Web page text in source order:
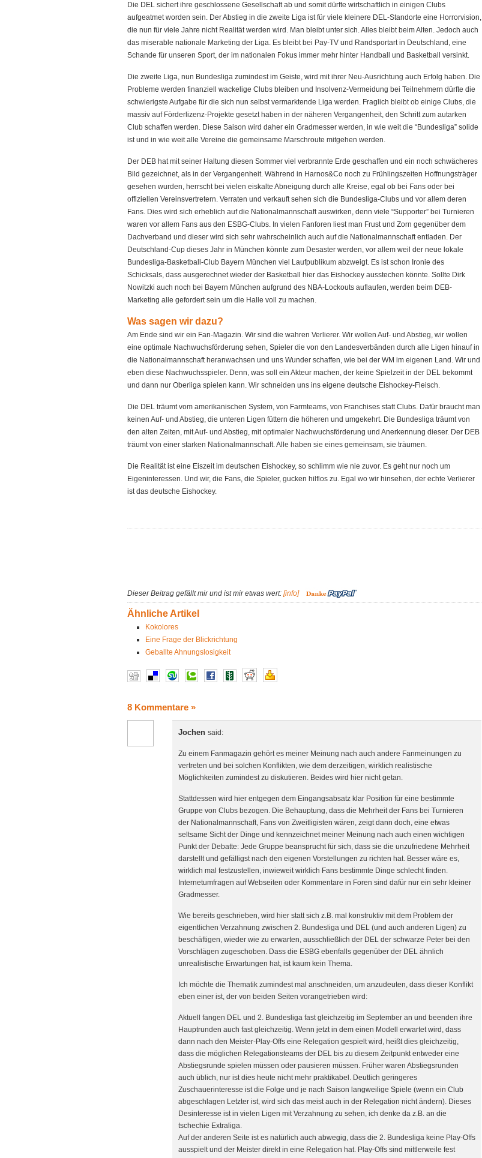
Die DEL sichert ihre geschlossene Gesellschaft ab und somit dürfte wirtschaftlich in einigen Clubs
aufgeatmet worden sein. Der Abstieg in die zweite Liga ist für viele kleinere DEL-Standorte eine Horrorvision,
die nun für viele Jahre nicht Realität werden wird. Man bleibt unter sich. Alles bleibt beim Alten. Jedoch auch
das miserable nationale Marketing der Liga. Es bleibt bei Pay-TV und Randsportart in Deutschland, eine
Schande für unseren Sport, der im nationalen Fokus immer mehr hinter Handball und Basketball versinkt.
Die zweite Liga, nun Bundesliga zumindest im Geiste, wird mit ihrer Neu-Ausrichtung auch Erfolg haben. Die
Probleme werden finanziell wackelige Clubs bleiben und Insolvenz-Vermeidung bei Teilnehmern dürfte die
schwierigste Aufgabe für die sich nun selbst vermarktende Liga werden. Fraglich bleibt ob einige Clubs, die
massiv auf Förderlizenz-Projekte gesetzt haben in der näheren Vergangenheit, den Schritt zum autarken
Club schaffen werden. Diese Saison wird daher ein Gradmesser werden, in wie weit die “Bundesliga” solide
ist und in wie weit alle Vereine die gemeinsame Marschroute mitgehen werden.
Der DEB hat mit seiner Haltung diesen Sommer viel verbrannte Erde geschaffen und ein noch schwächeres
Bild gezeichnet, als in der Vergangenheit. Während in Harnos&Co noch zu Frühlingszeiten Hoffnungsträger
gesehen wurden, herrscht bei vielen eiskalte Abneigung durch alle Kreise, egal ob bei Fans oder bei
offiziellen Vereinsvertretern. Verraten und verkauft sehen sich die Bundesliga-Clubs und vor allem deren
Fans. Dies wird sich erheblich auf die Nationalmannschaft auswirken, denn viele “Supporter” bei Turnieren
waren vor allem Fans aus den ESBG-Clubs. In vielen Fanforen liest man Frust und Zorn gegenüber dem
Dachverband und dieser wird sich sehr wahrscheinlich auch auf die Nationalmannschaft entladen. Der
Deutschland-Cup dieses Jahr in München könnte zum Desaster werden, vor allem weil der neue lokale
Bundesliga-Basketball-Club Bayern München viel Laufpublikum abzweigt. Es ist schon Ironie des
Schicksals, dass ausgerechnet wieder der Basketball hier das Eishockey ausstechen könnte. Sollte Dirk
Nowitzki auch noch bei Bayern München aufgrund des NBA-Lockouts auflaufen, werden beim DEB-
Marketing alle gefordert sein um die Halle voll zu machen.
Was sagen wir dazu?
Am Ende sind wir ein Fan-Magazin. Wir sind die wahren Verlierer. Wir wollen Auf- und Abstieg, wir wollen
eine optimale Nachwuchsförderung sehen, Spieler die von den Landesverbänden durch alle Ligen hinauf in
die Nationalmannschaft heranwachsen und uns Wunder schaffen, wie bei der WM im eigenen Land. Wir und
eben diese Nachwuchsspieler. Denn, was soll ein Akteur machen, der keine Spielzeit in der DEL bekommt
und dann nur Oberliga spielen kann. Wir schneiden uns ins eigene deutsche Eishockey-Fleisch.
Die DEL träumt vom amerikanischen System, von Farmteams, von Franchises statt Clubs. Dafür braucht man
keinen Auf- und Abstieg, die unteren Ligen füttern die höheren und umgekehrt. Die Bundesliga träumt von
den alten Zeiten, mit Auf- und Abstieg, mit optimaler Nachwuchsförderung und Anerkennung dieser. Der DEB
träumt von einer starken Nationalmannschaft. Alle haben sie eines gemeinsam, sie träumen.
Die Realität ist eine Eiszeit im deutschen Eishockey, so schlimm wie nie zuvor. Es geht nur noch um
Eigeninteressen. Und wir, die Fans, die Spieler, gucken hilflos zu. Egal wo wir hinsehen, der echte Verlierer
ist das deutsche Eishockey.
Dieser Beitrag gefällt mir und ist mir etwas wert: [info]
Ähnliche Artikel
Kokolores
Eine Frage der Blickrichtung
Geballte Ahnungslosigkeit
8 Kommentare »
Jochen said:
Zu einem Fanmagazin gehört es meiner Meinung nach auch andere Fanmeinungen zu
vertreten und bei solchen Konflikten, wie dem derzeitigen, wirklich realistische
Möglichkeiten zumindest zu diskutieren. Beides wird hier nicht getan.
Stattdessen wird hier entgegen dem Eingangsabsatz klar Position für eine bestimmte
Gruppe von Clubs bezogen. Die Behauptung, dass die Mehrheit der Fans bei Turnieren
der Nationalmannschaft, Fans von Zweitligisten wären, zeigt dann doch, eine etwas
seltsame Sicht der Dinge und kennzeichnet meiner Meinung nach auch einen wichtigen
Punkt der Debatte: Jede Gruppe beansprucht für sich, dass sie die unzufriedene Mehrheit
darstellt und gefälligst nach den eigenen Vorstellungen zu richten hat. Besser wäre es,
wirklich mal festzustellen, inwieweit wirklich Fans bestimmte Dinge schlecht finden.
Internetumfragen auf Webseiten oder Kommentare in Foren sind dafür nur ein sehr kleiner
Gradmesser.
Wie bereits geschrieben, wird hier statt sich z.B. mal konstruktiv mit dem Problem der
eigentlichen Verzahnung zwischen 2. Bundesliga und DEL (und auch anderen Ligen) zu
beschäftigen, wieder wie zu erwarten, ausschließlich der DEL der schwarze Peter bei den
Vorschlägen zugeschoben. Dass die ESBG ebenfalls gegenüber der DEL ähnlich
unrealistische Erwartungen hat, ist kaum kein Thema.
Ich möchte die Thematik zumindest mal anschneiden, um anzudeuten, dass dieser Konflikt
eben einer ist, der von beiden Seiten vorangetrieben wird:
Aktuell fangen DEL und 2. Bundesliga fast gleichzeitig im September an und beenden ihre
Hauptrunden auch fast gleichzeitig. Wenn jetzt in dem einen Modell erwartet wird, dass
dann nach den Meister-Play-Offs eine Relegation gespielt wird, heißt dies gleichzeitig,
dass die möglichen Relegationsteams der DEL bis zu diesem Zeitpunkt entweder eine
Abstiegsrunde spielen müssen oder pausieren müssen. Früher waren Abstiegsrunden
auch üblich, nur ist dies heute nicht mehr praktikabel. Deutlich geringeres
Zuschauerinteresse ist die Folge und je nach Saison langweilige Spiele (wenn ein Club
abgeschlagen Letzter ist, wird sich das meist auch in der Relegation nicht ändern). Dieses
Desinteresse ist in vielen Ligen mit Verzahnung zu sehen, ich denke da z.B. an die
tschechie Extraliga.
Auf der anderen Seite ist es natürlich auch abwegig, dass die 2. Bundesliga keine Play-Offs
ausspielt und der Meister direkt in eine Relegation hat. Play-Offs sind mittlerweile fest